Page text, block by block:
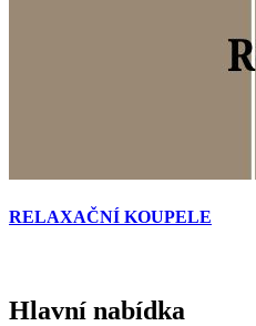
RELAXAČNÍ KOUPELE
Hlavní nabídka